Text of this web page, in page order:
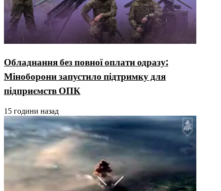
Обладнання без повної оплати одразу:
Міноборони запустило підтримку для
підприємств ОПК
15 години назад